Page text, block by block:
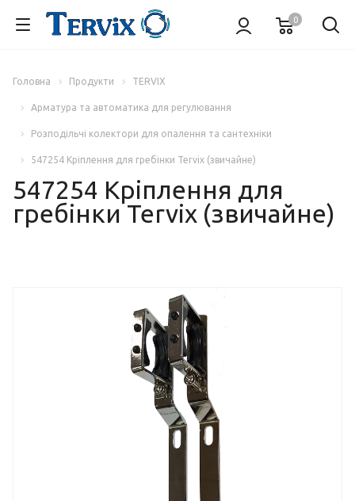
0
Головна Продукти TERVIX
Арматура та автоматика для регулювання
Розподільчі колектори для опалення та сантехніки
547254 Кріплення для гребінки Tervix (звичайне)
547254 Кріплення для
гребінки Tervix (звичайне)